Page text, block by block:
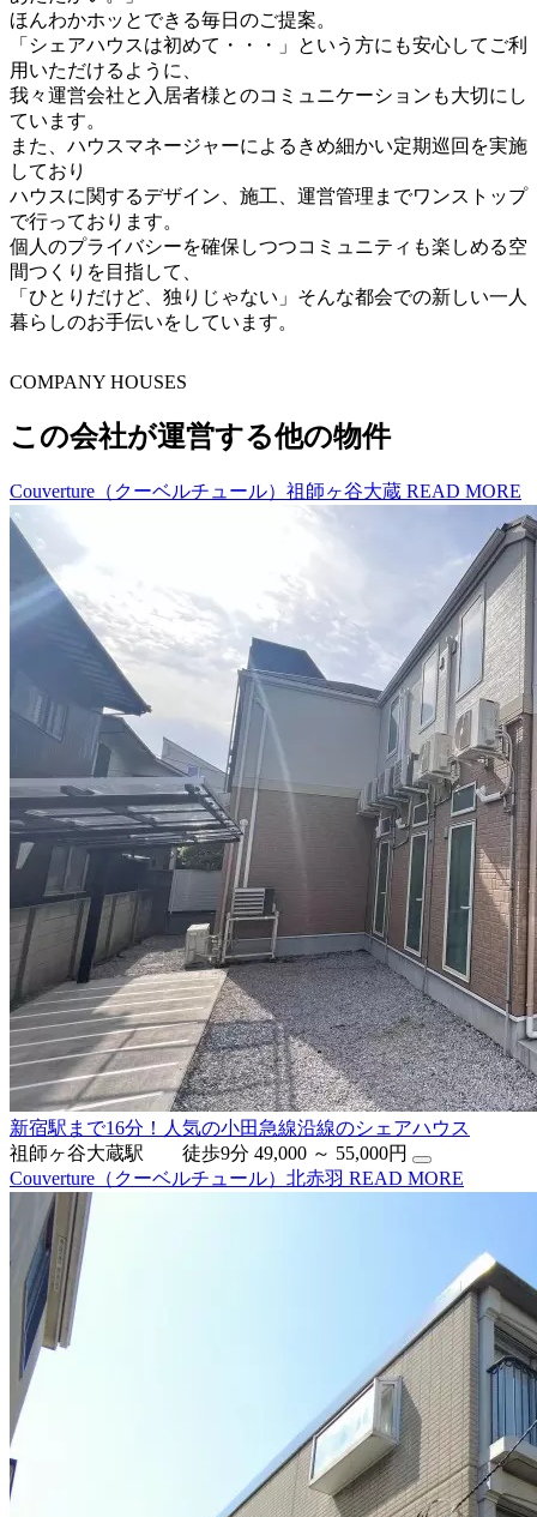
ほんわかホッとできる毎日のご提案。
「シェアハウスは初めて・・・」という方にも安心してご利
用いただけるように、
我々運営会社と入居者様とのコミュニケーションも大切にし
ています。
また、ハウスマネージャーによるきめ細かい定期巡回を実施
しており
ハウスに関するデザイン、施工、運営管理までワンストップ
で行っております。
個人のプライバシーを確保しつつコミュニティも楽しめる空
間つくりを目指して、
「ひとりだけど、独りじゃない」そんな都会での新しい一人
暮らしのお手伝いをしています。
COMPANY HOUSES
この会社が運営する他の物件
Couverture（クーベルチュール）祖師ヶ谷大蔵 READ MORE
新宿駅まで16分！人気の小田急線沿線のシェアハウス
祖師ヶ谷大蔵駅 徒歩9分 49,000 ～ 55,000円
Couverture（クーベルチュール）北赤羽 READ MORE